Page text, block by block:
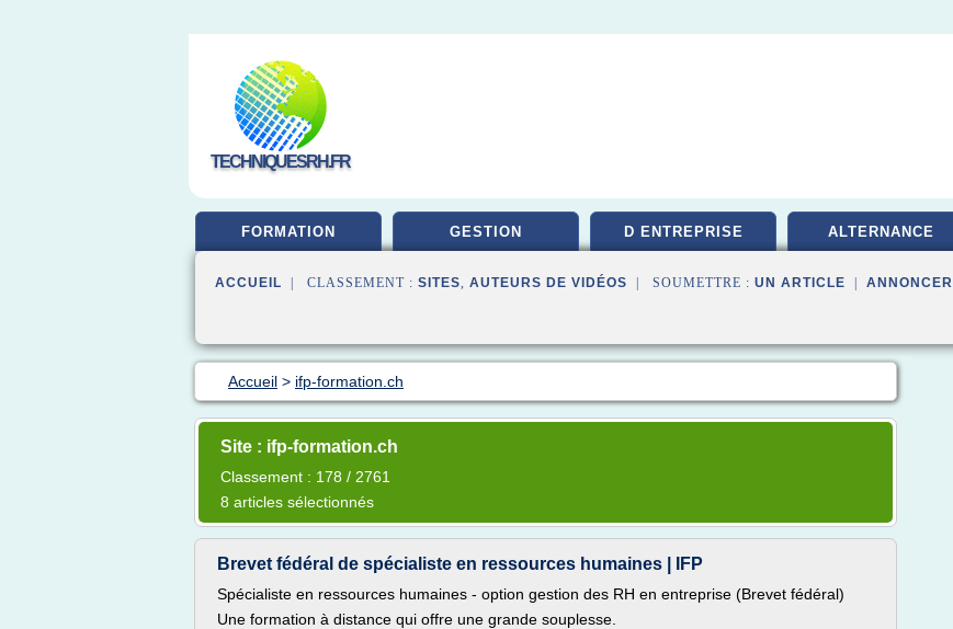
TECHNIQUESRH.FR
FORMATION GESTION D ENTREPRISE ALTERNANCE
ACCUEIL | CLASSEMENT : SITES, AUTEURS DE VIDÉOS | SOUMETTRE : UN ARTICLE ANNONCER
Accueil > ifp-formation.ch
Site : ifp-formation.ch
Classement : 178 / 2761
8 articles sélectionnés
Brevet fédéral de spécialiste en ressources humaines | IFP
Spécialiste en ressources humaines - option gestion des RH en entreprise (Brevet fédéral)
Une formation à distance qui offre une grande souplesse.